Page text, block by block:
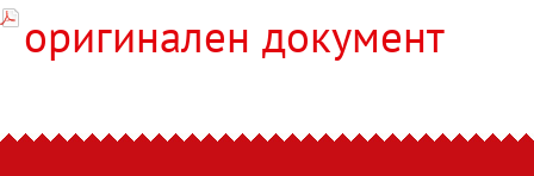
оригинален документ